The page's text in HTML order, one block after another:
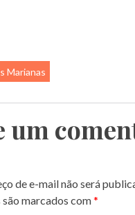
Marianas
um
de e-mail não será
marcados com*